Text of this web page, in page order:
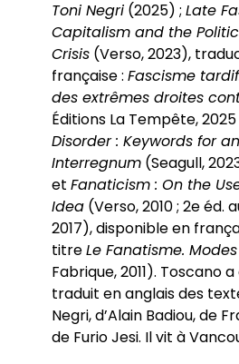
Toni Negri(2025) ; Late
Capitalism and the
Crisis(Verso, 2023),
française : Fascisme
des extrêmes droites
Éditions La Tempête, 2025
Disorder : Keywords for an
Interregnum(Seagull,
et Fanaticism : On the
Idea(Verso, 2010 ; 2e éd.
2017), disponible en
titreLe Fanatisme.
Fabrique, 2011). Toscano
traduit en anglais des
Negri, d’Alain Badiou, de
de Furio Jesi. Il vit à